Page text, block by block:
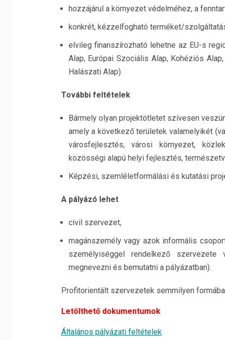
hozzájárul a környezet védelméhez, a
konkrét, kézzelfogható terméket/
elvileg finanszírozható lehetne az EU-s
Alap, Európai Szociális Alap, Kohéziós
Halászati Alap).
További feltételek
Bármely olyan projektötletet szívesen
amely a következő területek valamelyikét
városfejlesztés, városi környezet,
közösségi alapú helyi fejlesztés,
Képzési, szemléletformálási és kutatási
A pályázó lehet
civil szervezet,
magánszemély vagy azok informális
személyiséggel rendelkező
megnevezni és bemutatni a pályázatban).
Profitorientált szervezetek semmilyen
Letölthető dokumentumok
Általános pályázati feltételek